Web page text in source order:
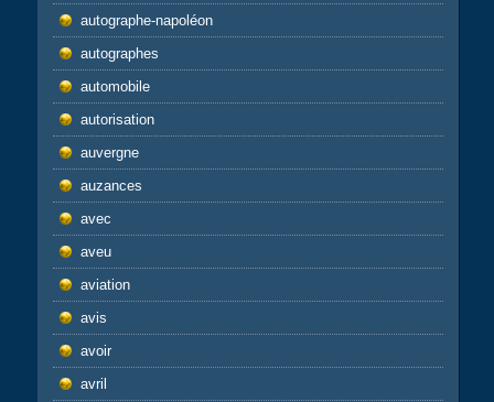
autographe-napoléon
autographes
automobile
autorisation
auvergne
auzances
avec
aveu
aviation
avis
avoir
avril